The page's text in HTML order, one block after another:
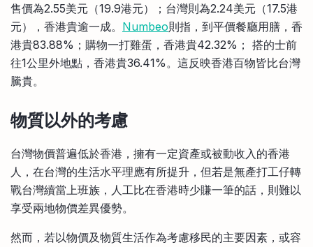
售價為2.55美元（19.9港元）；台灣則為2.24美元（17.5港
元），香港貴逾一成。 Numbeo則指，到平價餐廳用膳，香
港貴83.88%；購物一打雞蛋，香港貴42.32%； 搭的士前
往1公里外地點，香港貴36.41%。這反映香港百物皆比台灣
騰貴。
物質以外的考慮
台灣物價普遍低於香港，擁有一定資產或被動收入的香港
人，在台灣的生活水平理應有所提升，但若是無產打工仔轉
戰台灣續當上班族，人工比在香港時少賺一筆的話，則難以
享受兩地物價差異優勢。
然而，若以物價及物質生活作為考慮移民的主要因素，或容